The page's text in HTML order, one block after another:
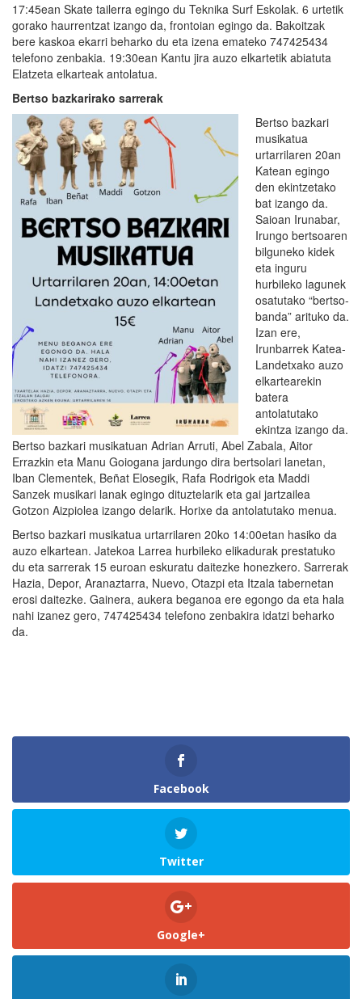
17:45ean Skate tailerra egingo du Teknika Surf Eskolak. 6 urtetik
gorako haurrentzat izango da, frontoian egingo da. Bakoitzak
bere kaskoa ekarri beharko du eta izena emateko 747425434
telefono zenbakia. 19:30ean Kantu jira auzo elkartetik abiatuta
Elatzeta elkarteak antolatua.
Bertso bazkarirako sarrerak
Bertso bazkari
musikatua
urtarrilaren 20an
Katean egingo
den ekintzetako
bat izango da.
Saioan Irunabar,
Irungo bertsoaren
bilguneko kidek
eta inguru
hurbileko lagunek
osatutako “bertso-
banda” arituko da.
Izan ere,
Irunbarrek Katea-
Landetxako auzo
elkartearekin
batera
antolatutako
ekintza izango da.
Bertso bazkari musikatuan Adrian Arruti, Abel Zabala, Aitor
Errazkin eta Manu Goiogana jardungo dira bertsolari lanetan,
Iban Clementek, Beñat Elosegik, Rafa Rodrigok eta Maddi
Sanzek musikari lanak egingo dituztelarik eta gai jartzailea
Gotzon Aizpiolea izango delarik. Horixe da antolatutako menua.
Bertso bazkari musikatua urtarrilaren 20ko 14:00etan hasiko da
auzo elkartean. Jatekoa Larrea hurbileko elikadurak prestatuko
du eta sarrerak 15 euroan eskuratu daitezke honezkero. Sarrerak
Hazia, Depor, Aranaztarra, Nuevo, Otazpi eta Itzala tabernetan
erosi daitezke. Gainera, aukera beganoa ere egongo da eta hala
nahi izanez gero, 747425434 telefono zenbakira idatzi beharko
da.
Facebook
Twitter
Google+